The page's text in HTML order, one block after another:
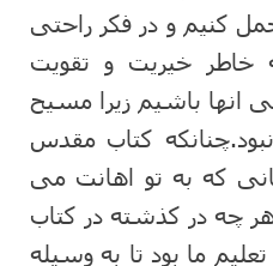
کنیم و در فکر راحتی
خاطر خیریت و تقویت
انها باشیم زیرا مسیح
کتاب مقدس
که به تو اهانت می
چه در کذشته در کتاب
ما بود تا به وسیله